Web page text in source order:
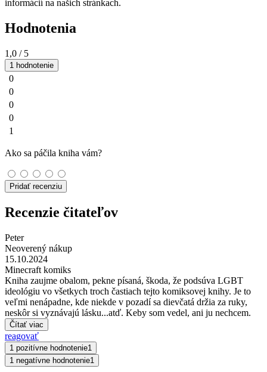
informácií na našich stránkach.
Hodnotenia
1,0 / 5
1 hodnotenie
0
0
0
0
1
Ako sa páčila kniha vám?
Pridať recenziu
Recenzie čitateľov
Peter
Neoverený nákup
15.10.2024
Minecraft komiks
Kniha zaujme obalom, pekne písaná, škoda, že podsúva LGBT
ideológiu vo všetkych troch častiach tejto komiksovej knihy. Je to
veľmi nenápadne, kde niekde v pozadí sa dievčatá držia za ruky,
neskôr si vyznávajú lásku...atď. Keby som vedel, ani ju nechcem.
Čítať viac
reagovať
1 pozitívne hodnotenie1
1 negatívne hodnotenie1